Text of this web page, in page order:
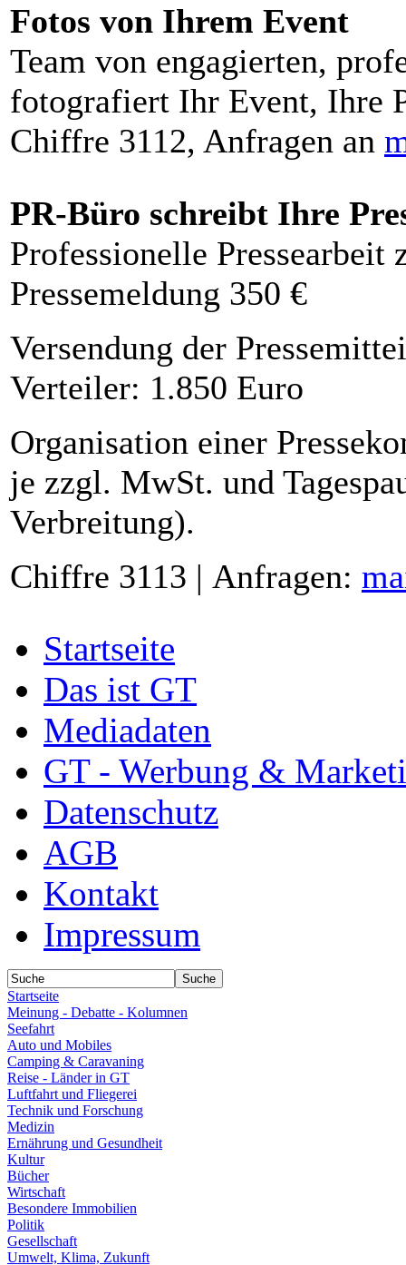
Fotos von Ihrem Event
Team von engagierten,
fotografiert Ihr Event, Ihre
Chiffre 3112, Anfragen an
PR-Büro schreibt Ihre
Professionelle Pressearbeit
Pressemeldung 350 €
Versendung der
Verteiler: 1.850 Euro
Organisation einer
je zzgl. MwSt. und
Verbreitung).
Chiffre 3113 | Anfragen:
Startseite
Das ist GT
Mediadaten
GT - Werbung &
Datenschutz
AGB
Kontakt
Impressum
Startseite
Meinung - Debatte - Kolumnen
Seefahrt
Auto und Mobiles
Camping & Caravaning
Reise - Länder in GT
Luftfahrt und Fliegerei
Technik und Forschung
Medizin
Ernährung und Gesundheit
Kultur
Bücher
Wirtschaft
Besondere Immobilien
Politik
Gesellschaft
Umwelt, Klima, Zukunft